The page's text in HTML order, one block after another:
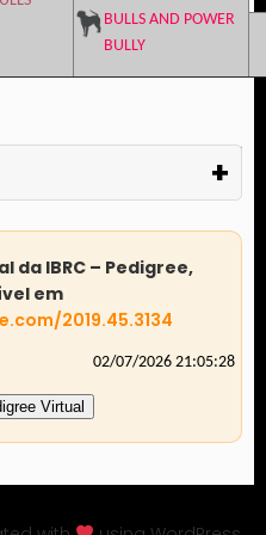
BULLS AND POWER
BULLY
+
da IBRC – Pedigree,
em
2019.45.3134
02/07/2026 21:05:28
Virtual